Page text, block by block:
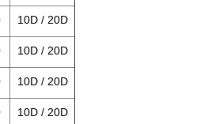
10D / 20D
10D / 20D
10D / 20D
10D / 20D